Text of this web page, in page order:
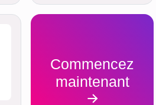
Commencez
maintenant